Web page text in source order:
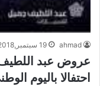
ahmad 19 سبتمبر,2018
عروض عبد
احتفالا باليوم